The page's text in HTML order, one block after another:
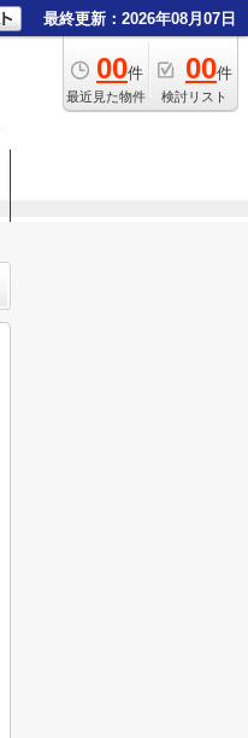
最終更新：2026年08月07日
00件
最近見た物件
00件
検討リスト